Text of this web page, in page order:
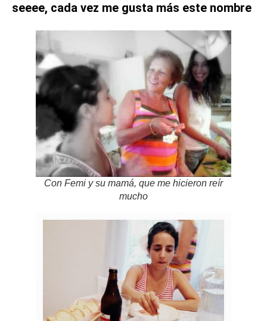
seeee, cada vez me gusta más este nombre
Con Femi y su mamá, que me hicieron reír
mucho